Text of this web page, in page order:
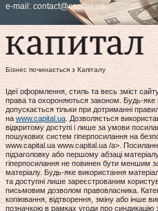
e-mail: contact@capital.ua
Бізнес починається з Капіталу
Ідеї оформлення, стиль та весь зміст
права та охороняються законом. Будь-яке
допускається тільки при дотриманні
наwww.capital.ua. Дозволяється
відкритому доступі і лише за умови
пошукових систем гіперпосилання на
www.capital.ua www.capital.ua /a>.
підзаголовку або першому абзаці
гіперпосилання не повинен бути меншим
матеріалу. Будь-яке використання
та доступні лише зареєстрованим
письмовим дозволом правовласника.
копіювання, відтворення, зміну або інше
позначкою в рамках угоди про